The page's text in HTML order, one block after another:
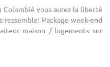
Colombié vous aurez la liberté
Package week-end
maison / logements sur